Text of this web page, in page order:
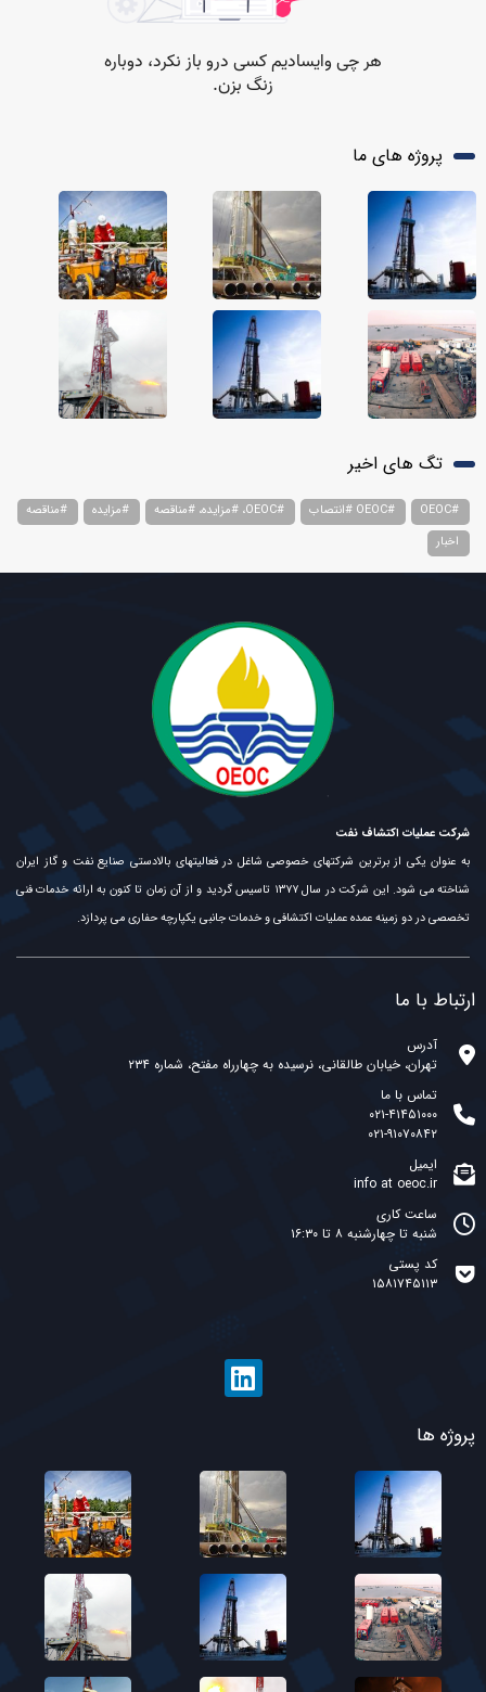
پروژه های ما
تگ های اخیر
#OEOC #OEOC #انتصاب #OEOC، #مزایده، #مناقصه #مزایده
#مناقصه
اخبار
شرکت عملیات اکتشاف نفت
به عنوان یکی از برترین شرکتهای خصوصی شاغل در فعالیتهای بالادستی صنایع نفت و گاز ایران
شناخته می شود. این شرکت در سال ۱۳۷۷ تاسیس گردید و از آن زمان تا کنون به ارائه خدمات فنی
تخصصی در دو زمینه عمده عملیات اکتشافی و خدمات جانبی یکپارچه حفاری می پردازد.
ارتباط با ما
آدرس
تهران، خیابان طالقانی، نرسیده به چهارراه مفتح، شماره ۲۳۴
تماس با ما
۰۲۱-۴۱۴۵۱۰۰۰
۰۲۱-۹۱۰۷۰۸۴۲
ایمیل
info at oeoc.ir
ساعت کاری
شنبه تا چهارشنبه ۸ تا ۱۶:۳۰
کد پستی
۱۵۸۱۷۴۵۱۱۳
پروژه ها